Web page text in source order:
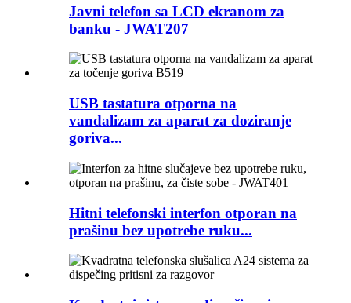
Javni telefon sa LCD ekranom za
banku - JWAT207
USB tastatura otporna na
vandalizam za aparat za doziranje
goriva...
Hitni telefonski interfon otporan na
prašinu bez upotrebe ruku...